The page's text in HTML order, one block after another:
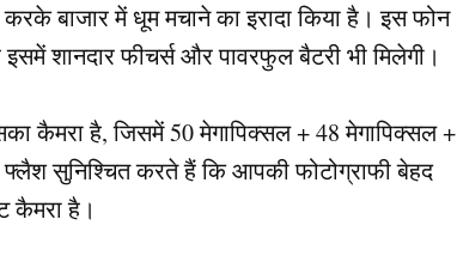
बाजार में धूम मचाने का इरादा किया है। इस फोन
शानदार फीचर्स और पावरफुल बैटरी भी मिलेगी।
कैमरा है, जिसमें 50 मेगापिक्सल + 48 मेगापिक्सल +
सुनिश्चित करते हैं कि आपकी फोटोग्राफी बेहद
कैमरा है।